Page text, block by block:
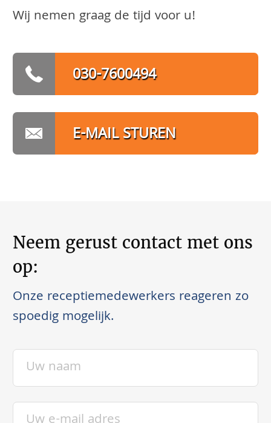
Wij nemen graag de tijd voor u!
030-7600494
E-MAIL STUREN
Neem gerust contact met ons
op:
Onze receptiemedewerkers reageren zo
spoedig mogelijk.